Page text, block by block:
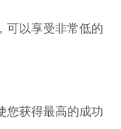
可以享受非常低的
您获得最高的成功